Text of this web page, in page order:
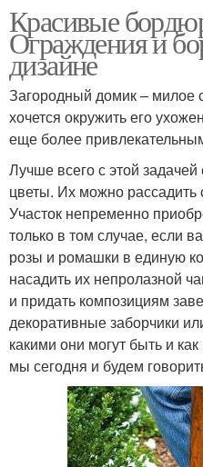
Красивые
Ограждения и
дизайне
Загородный домик – милое
хочется окружить его
еще более
Лучше всего с этой
цветы. Их можно
Участок непременно
только в том случае, если
розы и ромашки в единую
насадить их непролазной
и придать композициям
декоративные заборчики
какими они могут быть и
мы сегодня и будем